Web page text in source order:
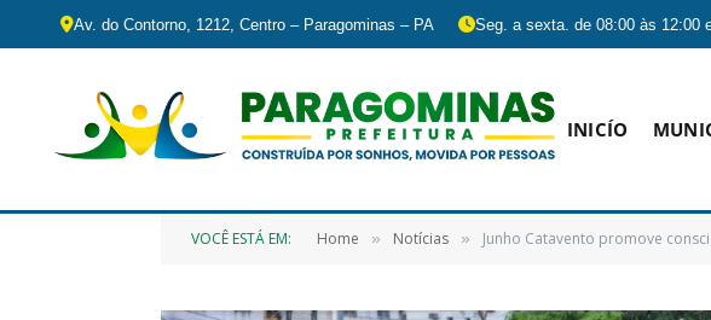
Av. do Contorno, 1212, Centro – Paragominas – PA Seg. a sexta. de 08:00 às 12:00
INICÍO
VOCÊ ESTÁ EM: Home » Notícias » Junho Catavento promove